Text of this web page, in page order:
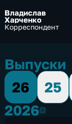
Владислав
Харченко
Корреспондент
Выпуски
26
25
20262026